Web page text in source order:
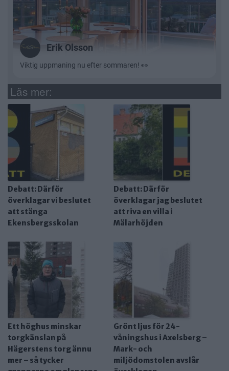
Läs mer:
Debatt: Därför
överklagar vi beslutet
att stänga
Ekensbergsskolan
Debatt: Därför
överklagar jag beslutet
att riva en villa i
Mälarhöjden
Ett höghus minskar
torgkänslan på
Hägerstens torg ännu
mer – så tycker
Grönt ljus för 24-
våningshus i Axelsberg –
Mark- och
miljödomstolen avslår